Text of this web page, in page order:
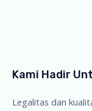
Kami Hadir
Legalitas dan